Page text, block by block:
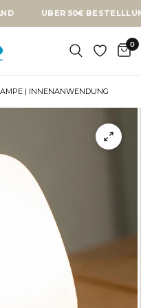
50€ BESTELLLUNG:
0
| INNENANWENDUNG